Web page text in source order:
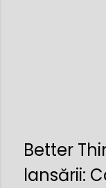
Better
lansării: